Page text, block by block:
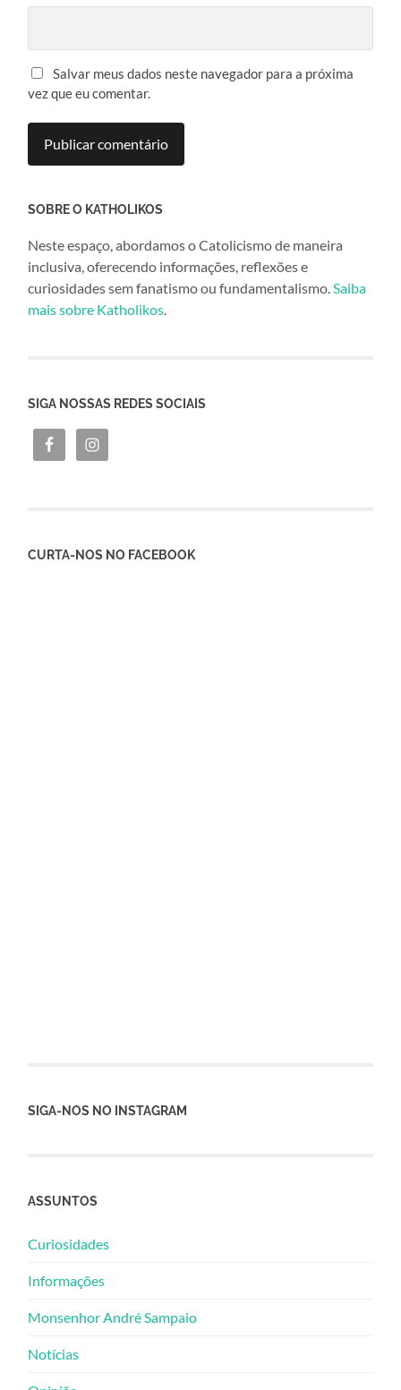
Salvar meus dados neste navegador para a próxima
vez que eu comentar.
SOBRE O KATHOLIKOS
Neste espaço, abordamos o Catolicismo de maneira
inclusiva, oferecendo informações, reflexões e
curiosidades sem fanatismo ou fundamentalismo.Saiba
mais sobre Katholikos.
SIGA NOSSAS REDES SOCIAIS
CURTA-NOS NO FACEBOOK
SIGA-NOS NO INSTAGRAM
ASSUNTOS
Curiosidades
Informações
Monsenhor André Sampaio
Notícias